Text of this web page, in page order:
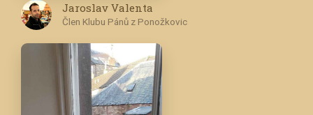
Jaroslav Valenta
Člen Klubu Pánů z Ponožkovic